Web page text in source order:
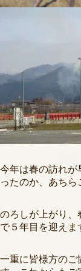
今年は春の訪れが
ったのか、あちら
のろしが上がり、
で５年目を迎えま
一重に皆様方のご